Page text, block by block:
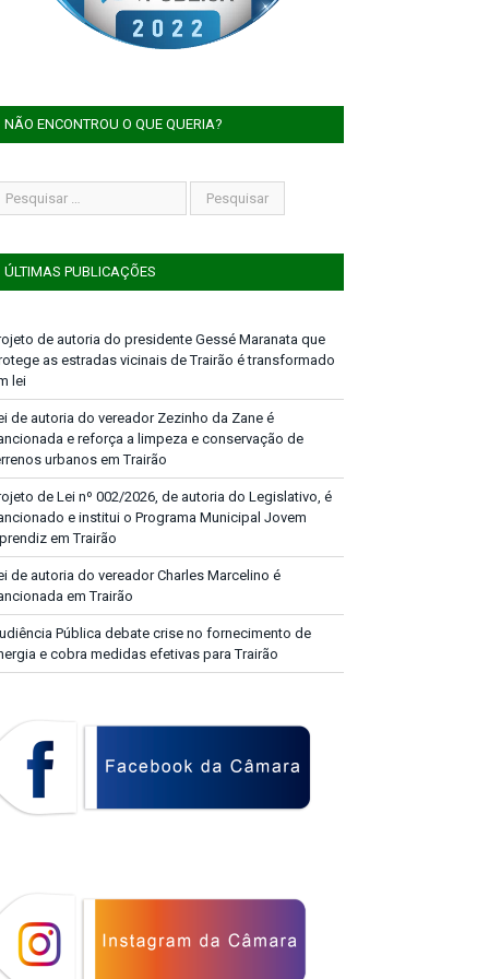
NÃO ENCONTROU O QUE QUERIA?
ÚLTIMAS PUBLICAÇÕES
de autoria do presidente Gessé Maranata que
as estradas vicinais de Trairão é transformado
lei
de autoria do vereador Zezinho da Zane é
e reforça a limpeza e conservação de
urbanos em Trairão
de Lei nº 002/2026, de autoria do Legislativo, é
e institui o Programa Municipal Jovem
em Trairão
de autoria do vereador Charles Marcelino é
em Trairão
Pública debate crise no fornecimento de
e cobra medidas efetivas para Trairão